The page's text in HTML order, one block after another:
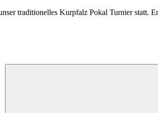
traditionelles Kurpfalz Pokal Turnier statt.